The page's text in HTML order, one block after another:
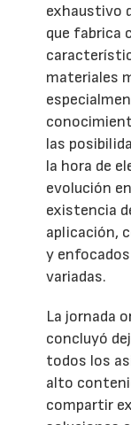
exhaustivo
que fabrica
materiales
las
la hora de
evolución
existencia
aplicación,
y
variadas.
La jornada
concluyó
todos los
alto
compartir